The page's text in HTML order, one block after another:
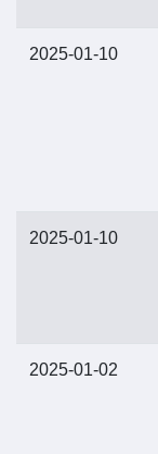
2025-01-10
2025-01-10
2025-01-02